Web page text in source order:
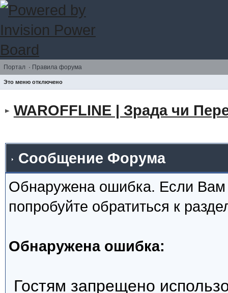
Портал · Правила форума
Это меню отключено
WAROFFLINE | Зрада чи
Сообщение Форума
Обнаружена ошибка. Если
попробуйте обратиться к
Обнаружена ошибка:
Гостям запрещено